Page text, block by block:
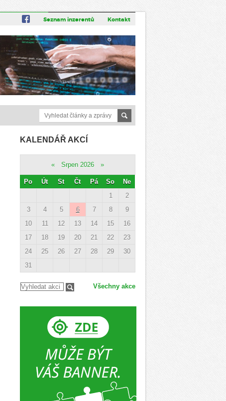
Seznam inzerentů Kontakt
KALENDÁŘ AKCÍ
« Srpen 2026 »
Po Út St Čt Pá So
Ne
1
2
3
4 5 6 7 8
9
10
11 12 13 14 15
16
17
18 19 20 21 22
23
24
25 26 27 28 29
30
31
Všechny akce